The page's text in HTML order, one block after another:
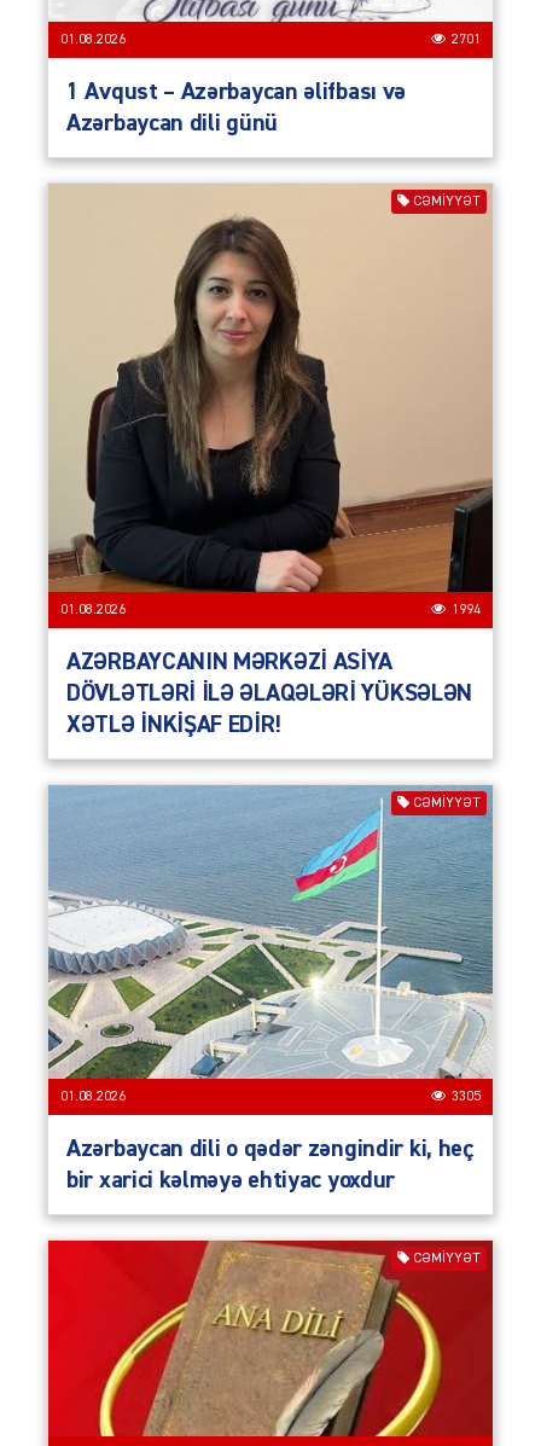
01.08.2026 2701
1 Avqust – Azərbaycan əlifbası və
Azərbaycan dili günü
CƏMIYYƏT
01.08.2026 1994
AZƏRBAYCANIN MƏRKƏZİ ASİYA
DÖVLƏTLƏRİ İLƏ ƏLAQƏLƏRİ YÜKSƏLƏN
XƏTLƏ İNKİŞAF EDİR!
CƏMIYYƏT
01.08.2026 3305
Azərbaycan dili o qədər zəngindir ki, heç
bir xarici kəlməyə ehtiyac yoxdur
CƏMIYYƏT